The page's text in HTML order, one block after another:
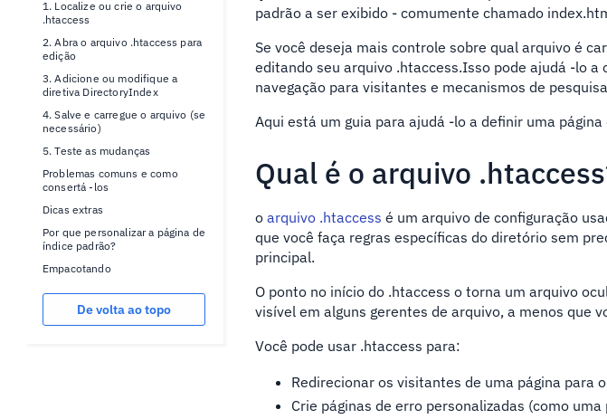
1. Localize ou crie o arquivo
.htaccess
2. Abra o arquivo .htaccess para
edição
3. Adicione ou modifique a
diretiva DirectoryIndex
4. Salve e carregue o arquivo (se
necessário)
5. Teste as mudanças
Problemas comuns e como
consertá -los
Dicas extras
Por que personalizar a página de
índice padrão?
Empacotando
De volta ao topo
padrão a ser exibido - comumente chamado
Se você deseja mais controle sobre qual arquivo é
editando seu arquivo .htaccess.Isso pode ajudá -lo
navegação para visitantes e mecanismos de
Aqui está um guia para ajudá -lo a definir uma
Qual é o arquivo
oarquivo .htaccess é um arquivo de configuração
que você faça regras específicas do diretório sem
principal.
O ponto no início do .htaccess o torna um arquivo
visível em alguns gerentes de arquivo, a menos que
Você pode usar .htaccess para:
Redirecionar os visitantes de uma página para
Crie páginas de erro personalizadas (como